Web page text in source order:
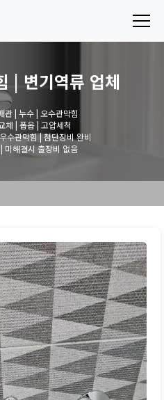
| 변기역류 업체
관 | 누수 | 오수관막힘
체 | 폽옵 | 고압세척
수관막힘 | 첨단장비 완비
미해결시 출장비 없음